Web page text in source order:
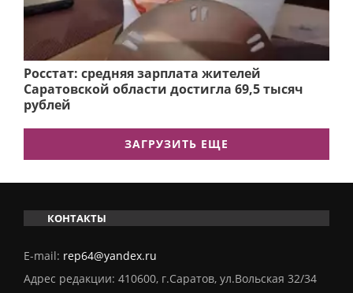
Росстат: средняя зарплата жителей
Саратовской области достигла 69,5 тысяч
рублей
ЗАГРУЗИТЬ ЕЩЕ
КОНТАКТЫ
E-mail: rep64@yandex.ru
Адрес редакции: 410600, г.Саратов, ул.Вольская 32/34